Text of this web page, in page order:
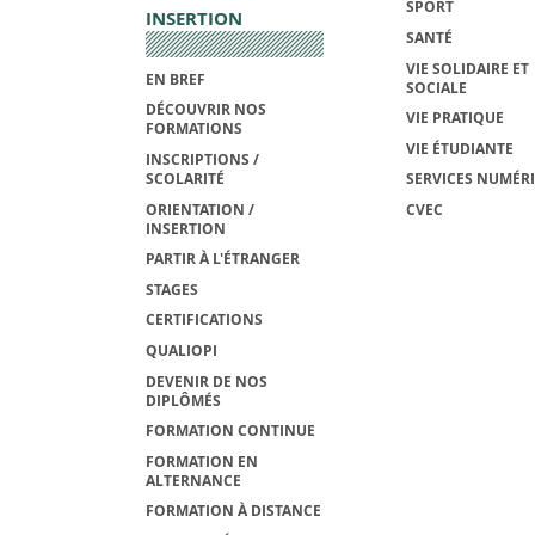
INSERTION
EN BREF
DÉCOUVRIR NOS
FORMATIONS
INSCRIPTIONS /
SCOLARITÉ
ORIENTATION /
INSERTION
PARTIR À L'ÉTRANGER
STAGES
CERTIFICATIONS
QUALIOPI
DEVENIR DE NOS
DIPLÔMÉS
FORMATION CONTINUE
FORMATION EN
ALTERNANCE
FORMATION À DISTANCE
SPORT
SANTÉ
VIE SOLIDAIRE ET
SOCIALE
VIE PRATIQUE
VIE ÉTUDIANTE
SERVICES
CVEC